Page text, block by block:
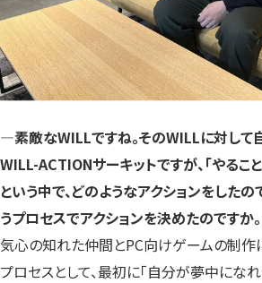
―素敵なWILLですね。そのWILLに対して
WILL-ACTIONサーキットですが、「やるこ
という中で、どのようなアクションをしたの
うプロセスでアクションを決めたのですか。
気心の知れた仲間とPC向けゲームの制作
プロセスとして、最初に「自分が夢中になれ